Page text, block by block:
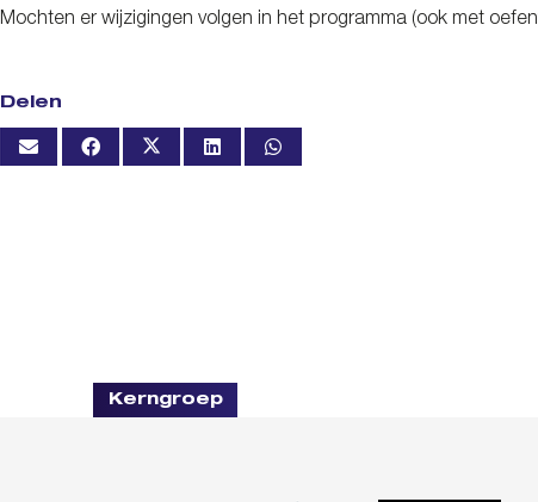
Mochten er wijzigingen volgen in het programma (ook met
Delen
Kerngroep